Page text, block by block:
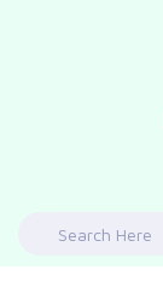
Search